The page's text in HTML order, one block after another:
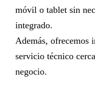
móvil o tablet sin
integrado.
Además, ofrecemos
servicio técnico
negocio.